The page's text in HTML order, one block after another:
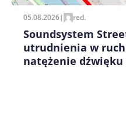
05.08.2026| red.
Soundsystem
utrudnienia w
natężenie dźwięku